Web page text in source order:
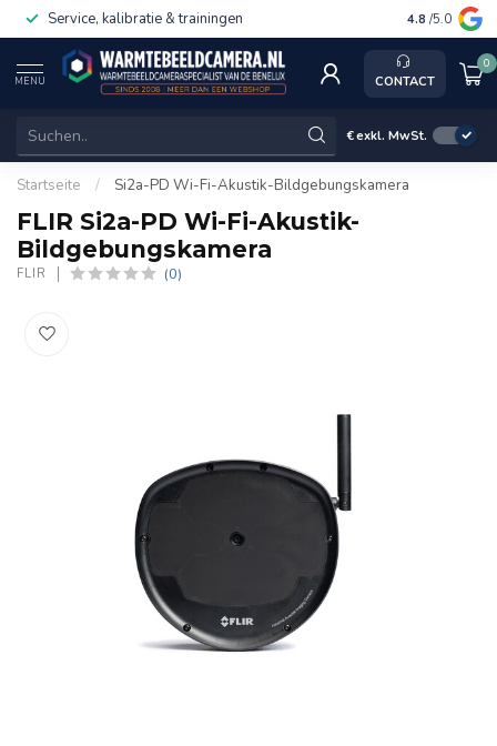
Service, kalibratie & trainingen 4.8 /5.0
MENU CONTACT
0
€exkl. MwSt.
Startseite / Si2a-PD Wi-Fi-Akustik-Bildgebungskamera
FLIR Si2a-PD Wi-Fi-Akustik-
Bildgebungskamera
FLIR (0)